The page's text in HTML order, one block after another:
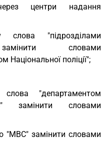
центри надання
"підрозділами
замінити словами
Національної поліції";
"департаментом
замінити словами
"МВС" замінити словами